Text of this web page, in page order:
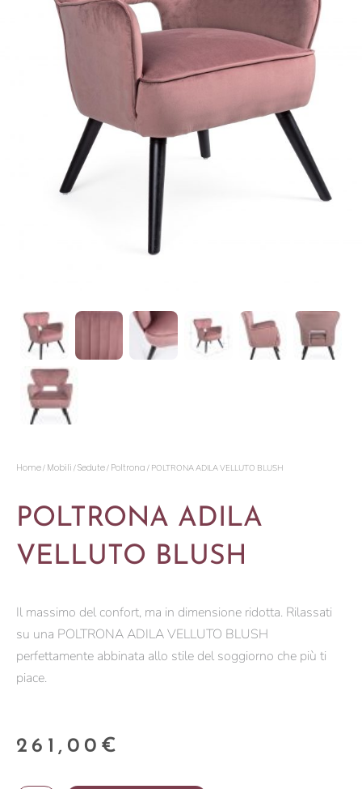
Home/ Mobili /Sedute/ Poltrona / POLTRONA ADILA VELLUTO BLUSH
POLTRONA ADILA
VELLUTO BLUSH
Il massimo del confort, ma in dimensione ridotta. Rilassati
su una POLTRONA ADILA VELLUTO BLUSH
perfettamente abbinata allo stile del soggiorno che più ti
piace.
261,00 €